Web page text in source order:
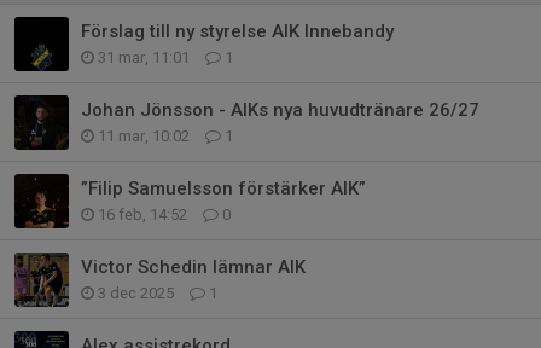
Förslag till ny styrelse AIK Innebandy
31 mar, 11:01 1
Johan Jönsson - AIKs nya huvudtränare 26/27
11 mar, 10:02 1
”Filip Samuelsson förstärker AIK”
16 feb, 14:52 0
Victor Schedin lämnar AIK
3 dec 2025 1